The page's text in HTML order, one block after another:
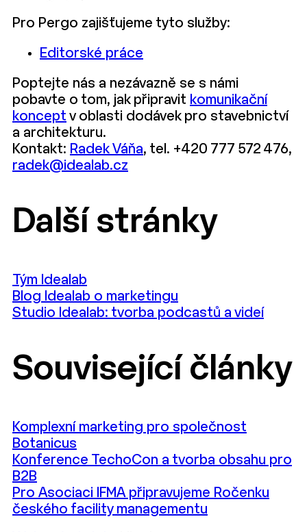
Pro Pergo zajišťujeme tyto služby:
Editorské práce
Poptejte nás a nezávazně se s námi
pobavte o tom, jak připravit komunikační
koncept v oblasti dodávek pro stavebnictví
a architekturu.
Kontakt: Radek Váňa, tel. +420 777 572 476,
radek@idealab.cz
Další stránky
Tým Idealab
Blog Idealab o marketingu
Studio Idealab: tvorba podcastů a videí
Související články
Komplexní marketing pro společnost
Botanicus
Konference TechoCon a tvorba obsahu pro
B2B
Pro Asociaci IFMA připravujeme Ročenku
českého facility managementu